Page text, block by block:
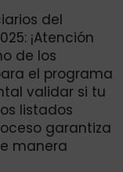
del
¡Atención
de los
el programa
validar si tu
listados
garantiza
manera